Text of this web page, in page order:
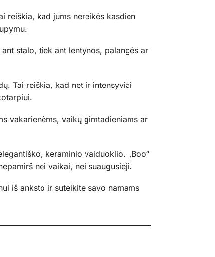
reiškia, kad jums nereikės kasdien
stalo, tiek ant lentynos, palangės ar
Tai reiškia, kad net ir intensyviai
vakarienėms, vaikų gimtadieniams ar
keraminio vaiduoklio. „Boo“
nei vaikai, nei suaugusieji.
iš anksto ir suteikite savo namams